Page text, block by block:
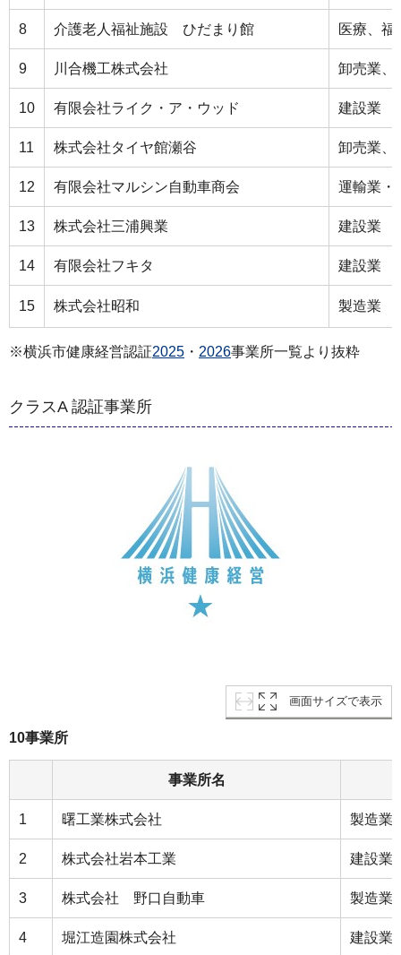
8 介護老人福祉施設 ひだまり館 医療、福
9 川合機工株式会社 卸売業、
10 有限会社ライク・ア・ウッド 建設業
11 株式会社タイヤ館瀬谷 卸売業、
12 有限会社マルシン自動車商会 運輸業・
13 株式会社三浦興業 建設業
14 有限会社フキタ 建設業
15 株式会社昭和 製造業
※横浜市健康経営認証2025 ・ 2026事業所一覧より抜粋
クラスA 認証事業所
画面サイズで表示
10事業所
事業所名
1 曙工業株式会社 製造業
2 株式会社岩本工業 建設業
3 株式会社 野口自動車 製造業
4 堀江造園株式会社 建設業